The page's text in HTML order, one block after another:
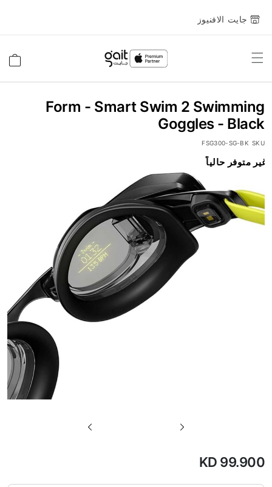
جايت الافنيوز
Toggle
Form - Smart Swim 2 Swimming
Goggles - Black
SKU
FSG300-SG-BK
انتقل
إلى
الصور
غير متوفر حالياً
معرض
KD 99.900